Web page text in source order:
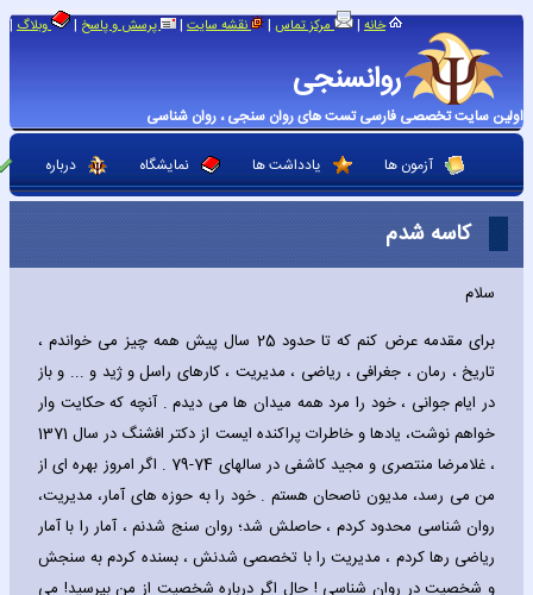
روانسنجی
اولین سایت تخصصی فارسی تست های روان سنجی ، روان شناسی
خانه | مرکز تماس | نقشه سایت | پرسش و پاسخ | وبلاگ |
آزمون ها یادداشت ها نمایشگاه درباره
کاسه شدم
سلام
برای مقدمه عرض کنم که تا حدود 25 سال پیش همه چیز می خواندم ،
تاریخ ، رمان ، جغرافی ، ریاضی ، مدیریت ، کارهای راسل و ژید و ... و باز
در ایام جوانی ، خود را مرد همه میدان ها می دیدم . آنچه که حکایت وار
خواهم نوشت، یادها و خاطرات پراکنده ایست از دکتر افشنگ در سال 1371
، غلامرضا منتصری و مجید کاشفی در سالهای 74-79 . اگر امروز بهره ای از
من می رسد، مدیون ناصحان هستم . خود را به حوزه های آمار، مدیریت،
روان شناسی محدود کردم ، حاصلش شد؛ روان سنج شدنم ، آمار را با آمار
ریاضی رها کردم ، مدیریت را با تخصصی شدنش ، بسنده کردم به سنجش
و شخصیت در روان شناسی ! حال اگر درباره شخصیت از من بپرسید! می